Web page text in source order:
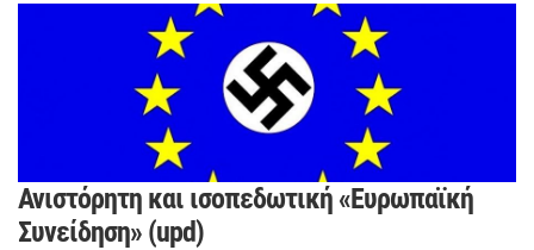
Ανιστόρητη και ισοπεδωτική «Ευρωπαϊκή
Συνείδηση» (upd)